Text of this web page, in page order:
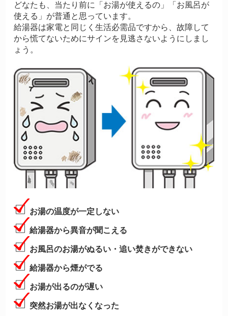
どなたも、当たり前に「お湯が使えるの」「お風呂が
使える」が普通と思っています。
給湯器は家電と同じく生活必需品ですから、故障して
から慌てないためにサインを見逃さないようにしまし
ょう。
お湯の温度が一定しない
給湯器から異音が聞こえる
お風呂のお湯がぬるい・追い焚きができない
給湯器から煙がでる
お湯が出るのが遅い
突然お湯が出なくなった